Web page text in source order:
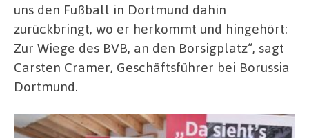
uns den Fußball in Dortmund dahin
zurückbringt, wo er herkommt und hingehört:
Zur Wiege des BVB, an den Borsigplatz“, sagt
Carsten Cramer, Geschäftsführer bei Borussia
Dortmund.